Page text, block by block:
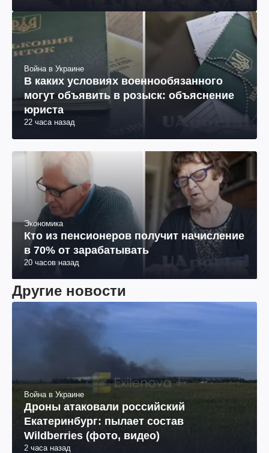
Война в Украине
В каких условиях военнообязанного
могут объявить в розыск: объяснение
юриста
22 часа назад
Экономика
Кто из пенсионеров получит начисление
в 70% от зарабатывать
20 часов назад
Другие новости
Война в Украине
Дроны атаковали российский
Екатеринбург: пылает состав
Wildberries (фото, видео)
2 часа назад